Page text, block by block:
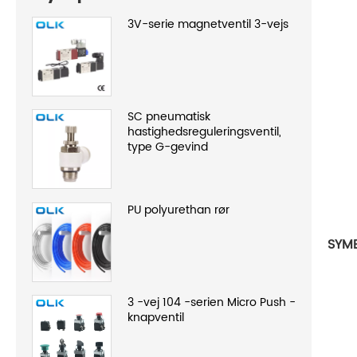
3V-serie magnetventil 3-vejs
SC pneumatisk
hastighedsreguleringsventil,
type G-gevind
PU polyurethan rør
3 -vej 104 -serien Micro Push -
knapventil